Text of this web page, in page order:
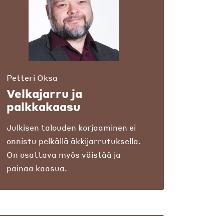
Petteri Oksa
Velkajarru ja
palkkakaasu
Julkisen talouden korjaaminen ei
onnistu pelkällä äkkijarrutuksella.
On osattava myös väistää ja
painaa kaasua.